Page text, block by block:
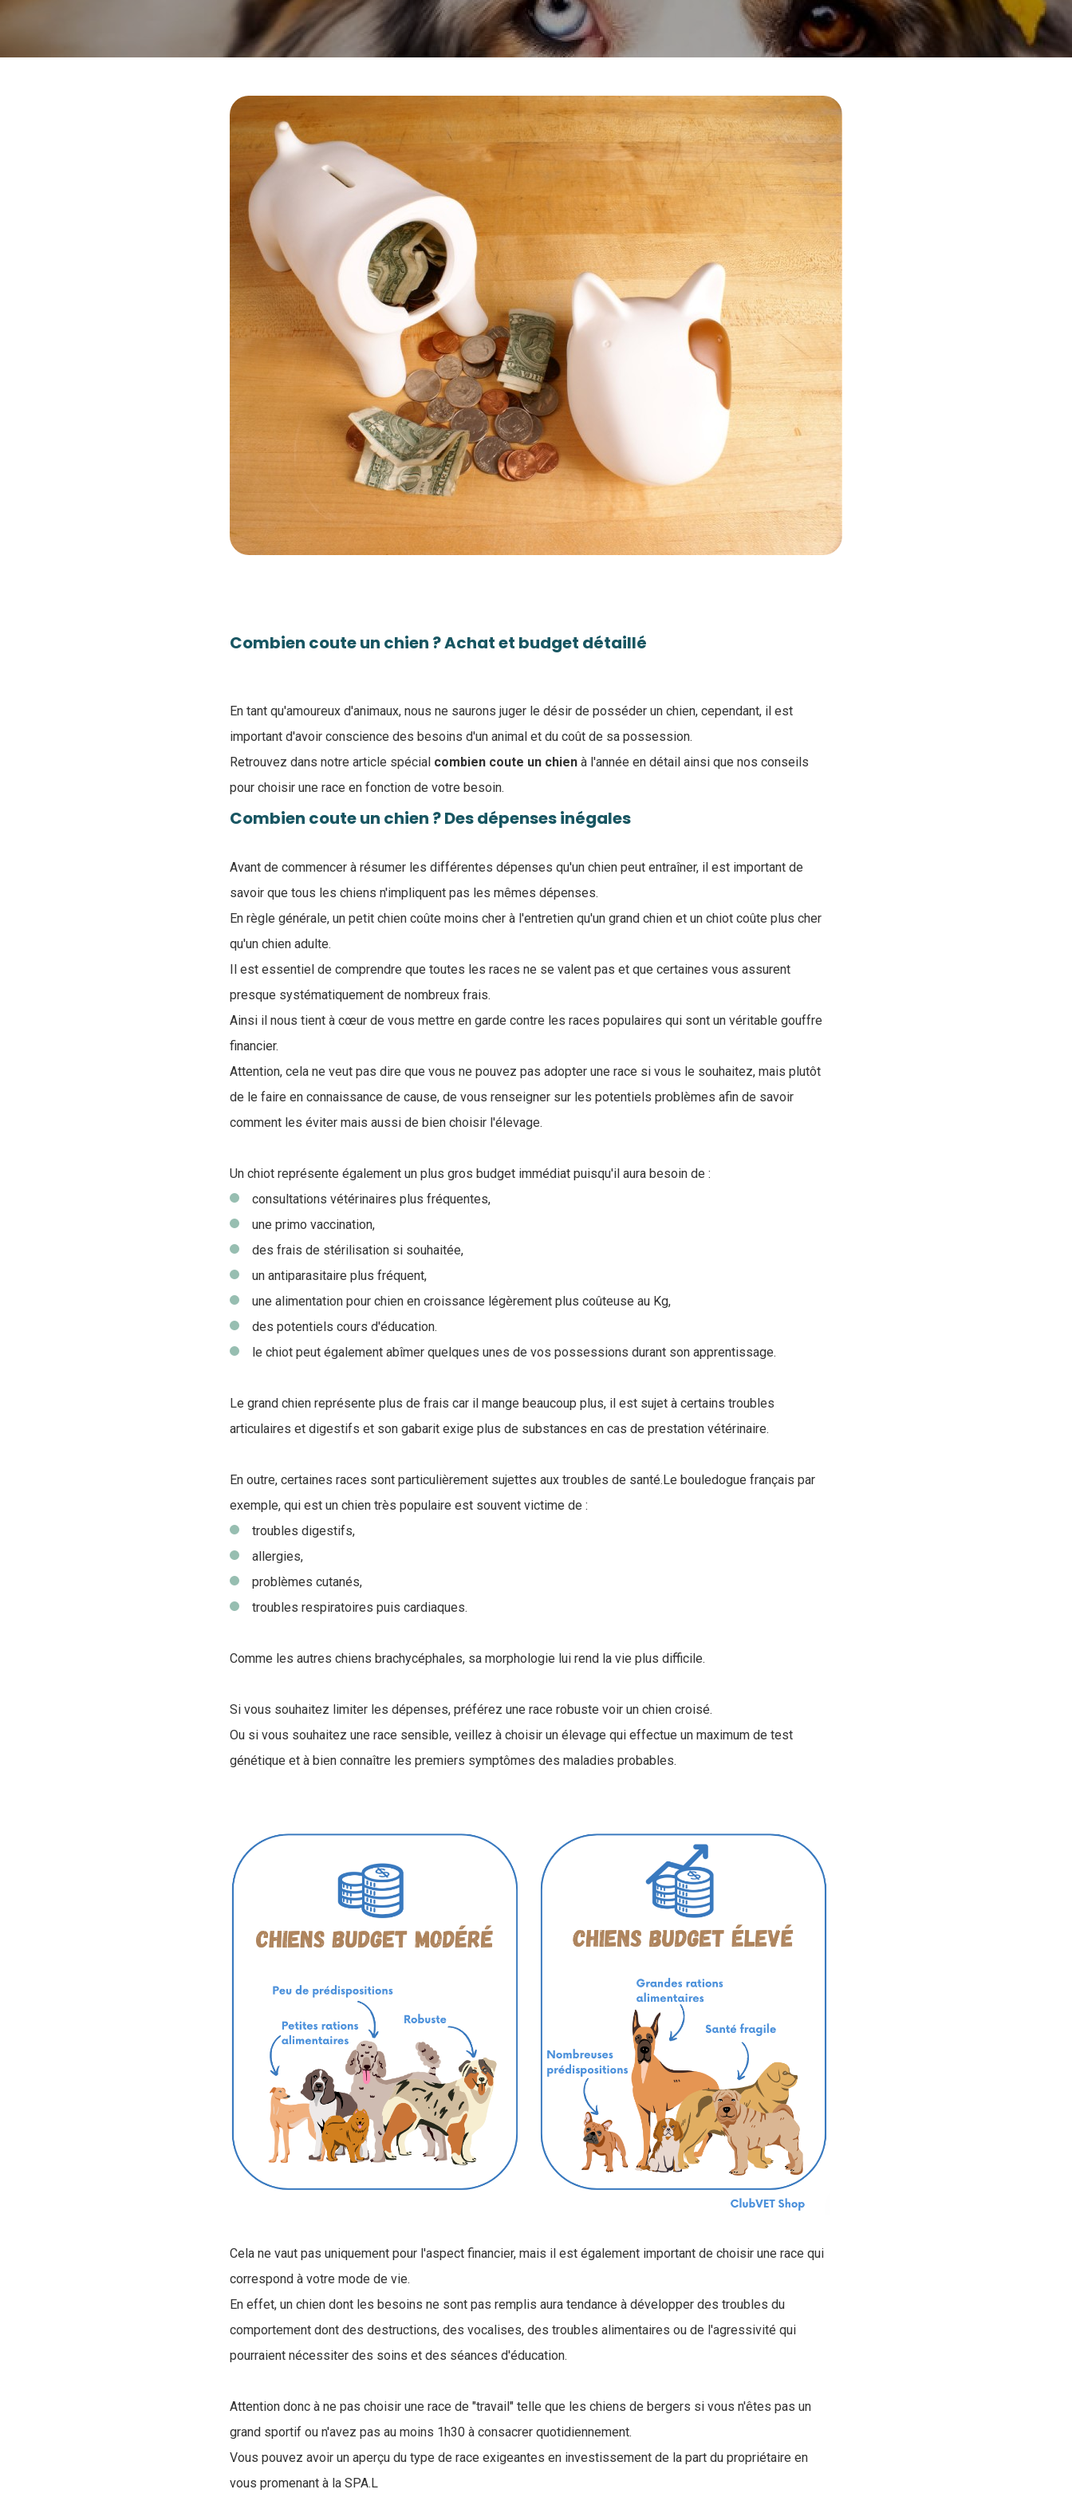
Combien coute un chien ? Achat et budget détaillé
En tant qu'amoureux d'animaux, nous ne saurons juger le désir de posséder un chien, cependant, il est
important d'avoir conscience des besoins d'un animal et du coût de sa possession.
Retrouvez dans notre article spécial combien coute un chien à l'année en détail ainsi que nos conseils
pour choisir une race en fonction de votre besoin.
Combien coute un chien ? Des dépenses inégales
Avant de commencer à résumer les différentes dépenses qu'un chien peut entraîner, il est important de
savoir que tous les chiens n'impliquent pas les mêmes dépenses.
En règle générale, un petit chien coûte moins cher à l'entretien qu'un grand chien et un chiot coûte plus cher
qu'un chien adulte.
Il est essentiel de comprendre que toutes les races ne se valent pas et que certaines vous assurent
presque systématiquement de nombreux frais.
Ainsi il nous tient à cœur de vous mettre en garde contre les races populaires qui sont un véritable gouffre
financier.
Attention, cela ne veut pas dire que vous ne pouvez pas adopter une race si vous le souhaitez, mais plutôt
de le faire en connaissance de cause, de vous renseigner sur les potentiels problèmes afin de savoir
comment les éviter mais aussi de bien choisir l'élevage.
Un chiot représente également un plus gros budget immédiat puisqu'il aura besoin de :
consultations vétérinaires plus fréquentes,
une primo vaccination,
des frais de stérilisation si souhaitée,
un antiparasitaire plus fréquent,
une alimentation pour chien en croissance légèrement plus coûteuse au Kg,
des potentiels cours d'éducation.
le chiot peut également abîmer quelques unes de vos possessions durant son apprentissage.
Le grand chien représente plus de frais car il mange beaucoup plus, il est sujet à certains troubles
articulaires et digestifs et son gabarit exige plus de substances en cas de prestation vétérinaire.
En outre, certaines races sont particulièrement sujettes aux troubles de santé.Le bouledogue français par
exemple, qui est un chien très populaire est souvent victime de :
troubles digestifs,
allergies,
problèmes cutanés,
troubles respiratoires puis cardiaques.
Comme les autres chiens brachycéphales, sa morphologie lui rend la vie plus difficile.
Si vous souhaitez limiter les dépenses, préférez une race robuste voir un chien croisé.
Ou si vous souhaitez une race sensible, veillez à choisir un élevage qui effectue un maximum de test
génétique et à bien connaître les premiers symptômes des maladies probables.
Cela ne vaut pas uniquement pour l'aspect financier, mais il est également important de choisir une race qui
correspond à votre mode de vie.
En effet, un chien dont les besoins ne sont pas remplis aura tendance à développer des troubles du
comportement dont des destructions, des vocalises, des troubles alimentaires ou de l'agressivité qui
pourraient nécessiter des soins et des séances d'éducation.
Attention donc à ne pas choisir une race de "travail" telle que les chiens de bergers si vous n'êtes pas un
grand sportif ou n'avez pas au moins 1h30 à consacrer quotidiennement.
Vous pouvez avoir un aperçu du type de race exigeantes en investissement de la part du propriétaire en
vous promenant à la SPA.L